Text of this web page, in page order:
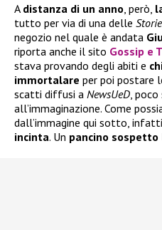
A distanza di un anno , però,
tutto per via di una delle
negozio nel quale è andata
riporta anche il sito Gossip e
stava provando degli abiti e
immortalare per poi postare
scatti diffusi a NewsUeD ,
all’immaginazione. Come
dall’immagine qui sotto, infatti,
incinta. Un pancino sospetto